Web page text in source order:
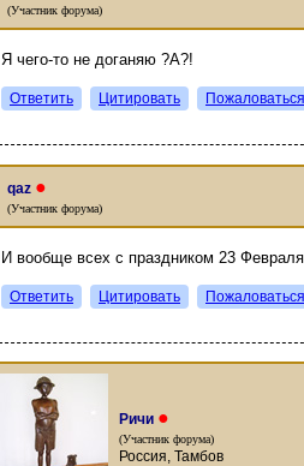
(Участник форума)
Я чего-то не доганяю ?А?!
Ответить Цитировать Пожаловаться
qaz ●
(Участник форума)
И вообще всех с праздником 23
Ответить Цитировать Пожаловаться
Ричи ●
(Участник форума)
Россия, Тамбов